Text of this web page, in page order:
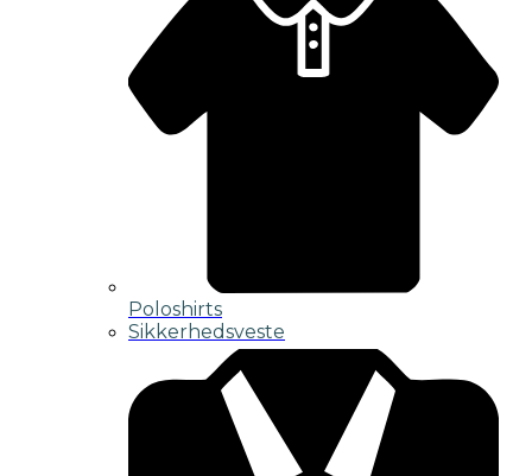
Poloshirts
Sikkerhedsveste